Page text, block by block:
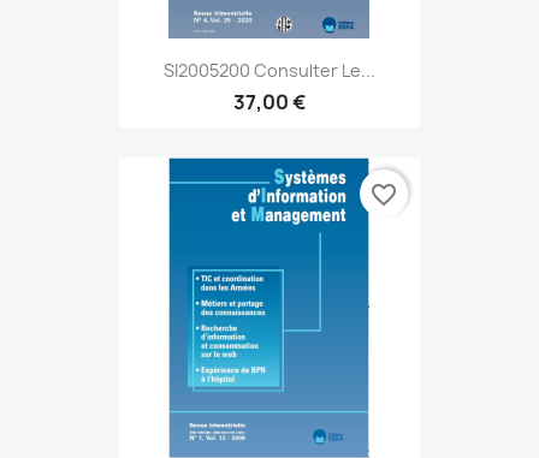
SI2005200 Consulter Le...
37,00 €
favorite_border